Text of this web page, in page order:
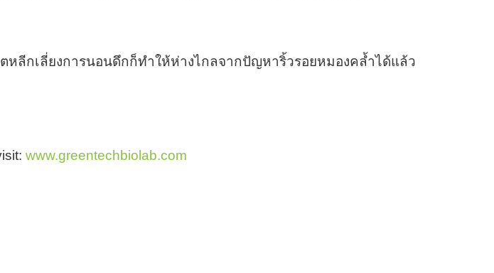
ลีกเลี่ยงการนอนดึกก็ทำให้ห่างไกลจากปัญหาริ้วรอยหมองคล้ำได้แล้ว
www.greentechbiolab.com